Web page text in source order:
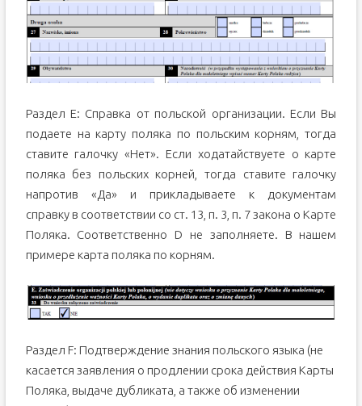
Раздел Е: Справка от польской организации. Если Вы
подаете на карту поляка по польским корням, тогда
ставите галочку «Нет». Если ходатайствуете о карте
поляка без польских корней, тогда ставите галочку
напротив «Да» и прикладываете к документам
справку в соответствии со ст. 13 п. 3 п. 7 закона о Карте
Поляка. Соответственно D не заполняете. В нашем
примере карта поляка по корням.
Раздел F: Подтверждение знания польского языка (не
касается заявления о продлении срока действия Карты
Поляка, выдаче дубликата, а также об изменении